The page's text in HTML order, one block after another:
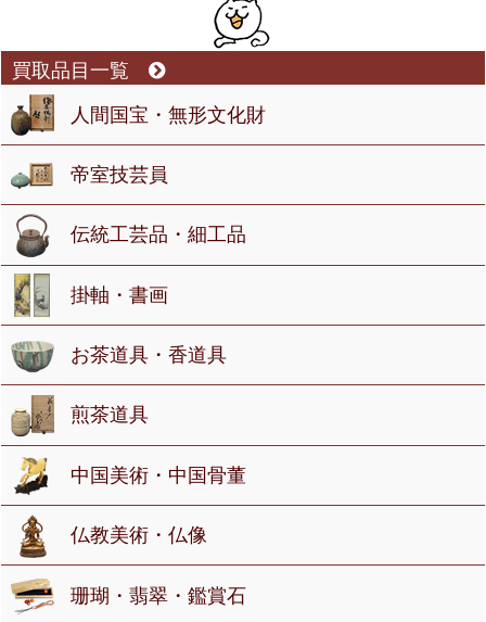
買取品目一覧
人間国宝・無形文化財
帝室技芸員
伝統工芸品・細工品
掛軸・書画
お茶道具・香道具
煎茶道具
中国美術・中国骨董
仏教美術・仏像
珊瑚・翡翠・鑑賞石